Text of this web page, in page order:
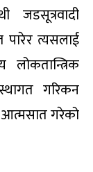
जडसूत्रवादी
पारेर त्यसलाई
लोकतान्त्रिक
गरिकन
गरेको